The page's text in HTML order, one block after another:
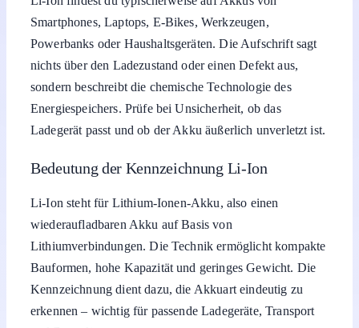
Smartphones, Laptops, E‑Bikes, Werkzeugen,
Powerbanks oder Haushaltsgeräten. Die Aufschrift sagt
nichts über den Ladezustand oder einen Defekt aus,
sondern beschreibt die chemische Technologie des
Energiespeichers. Prüfe bei Unsicherheit, ob das
Ladegerät passt und ob der Akku äußerlich unverletzt ist.
Bedeutung der Kennzeichnung Li-Ion
Li-Ion steht für Lithium-Ionen-Akku, also einen
wiederaufladbaren Akku auf Basis von
Lithiumverbindungen. Die Technik ermöglicht kompakte
Bauformen, hohe Kapazität und geringes Gewicht. Die
Kennzeichnung dient dazu, die Akkuart eindeutig zu
erkennen – wichtig für passende Ladegeräte, Transport